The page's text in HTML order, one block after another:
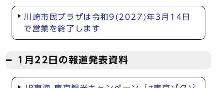
川崎市民プラザは令和9(2027)年3月14日
で営業を終了します
1月22日の報道発表資料